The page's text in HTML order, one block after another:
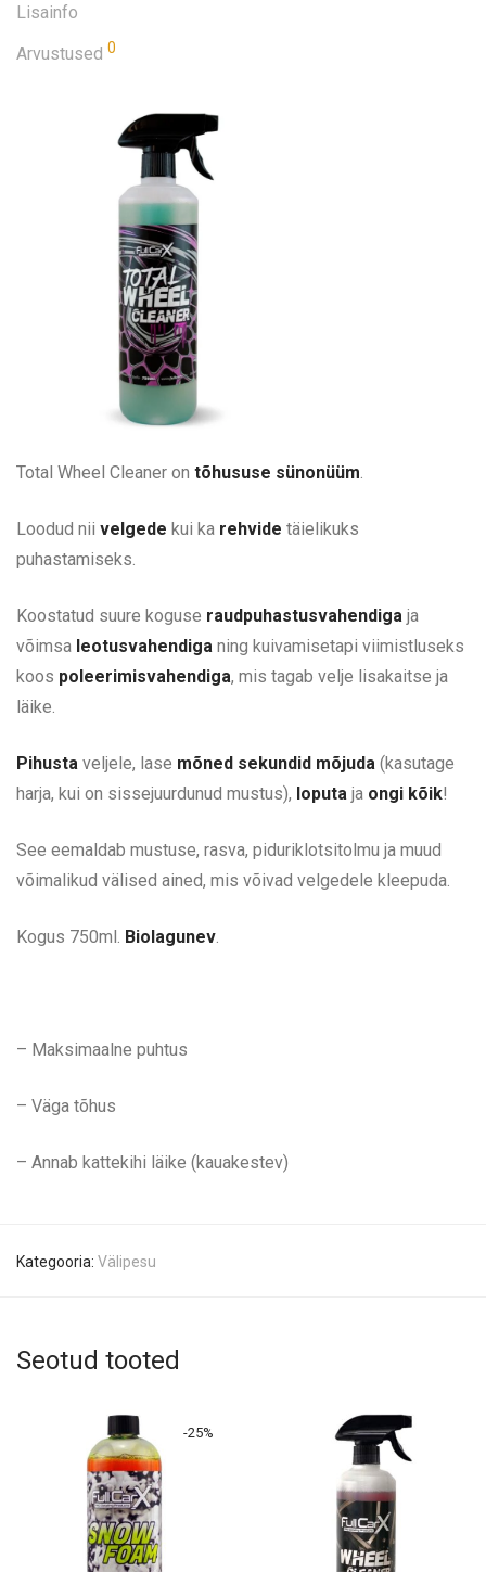
Lisainfo
Arvustused 0
Total Wheel Cleaner on tõhususe sünonüüm
Loodud nii velgede kui ka rehvide täielikuks
puhastamiseks.
Koostatud suure koguse raudpuhastusvahendiga ja
võimsa leotusvahendiga ning kuivamisetapi viimistluseks
koos poleerimisvahendiga, mis tagab velje lisakaitse ja
läike.
Pihusta veljele, lase mõned sekundid mõjuda (kasutage
harja, kui on sissejuurdunud mustus), loputa ja ongi kõik!
See eemaldab mustuse, rasva, piduriklotsitolmu ja muud
võimalikud välised ained, mis võivad velgedele kleepuda.
Kogus 750ml. Biolagunev
– Maksimaalne puhtus
– Väga tõhus
– Annab kattekihi läike (kauakestev)
Kategooria: Välipesu
Seotud tooted
-25%